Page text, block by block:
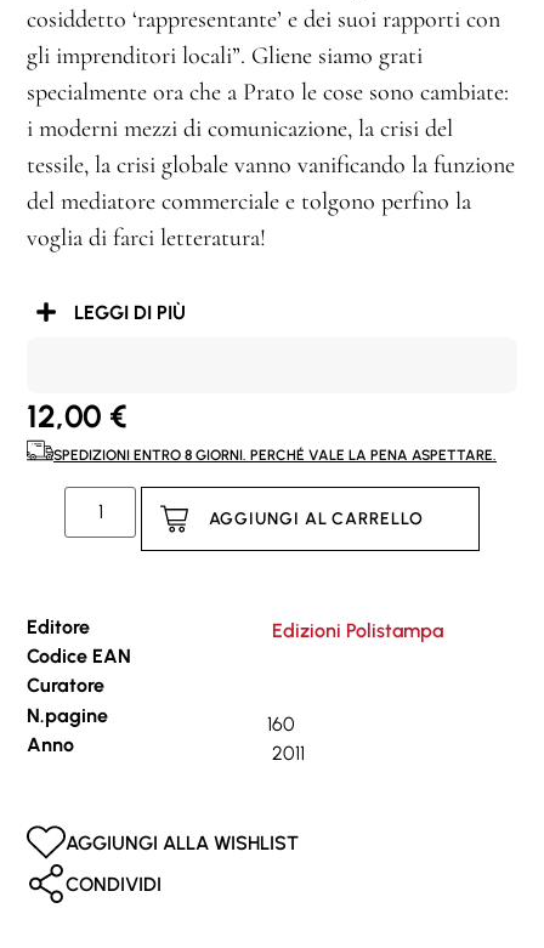
cosiddetto ‘rappresentante’ e dei suoi rapporti con
gli imprenditori locali”. Gliene siamo grati
specialmente ora che a Prato le cose sono cambiate:
i moderni mezzi di comunicazione, la crisi del
tessile, la crisi globale vanno vanificando la funzione
del mediatore commerciale e tolgono perfino la
voglia di farci letteratura!
LEGGI DI PIÙ
12,00 €
SPEDIZIONI ENTRO 8 GIORNI. PERCHÉ VALE LA PENA ASPETTARE.
AGGIUNGI AL CARRELLO
Editore
Edizioni Polistampa
Codice EAN
Curatore
N.pagine
160
Anno
2011
AGGIUNGI ALLA WISHLIST
CONDIVIDI